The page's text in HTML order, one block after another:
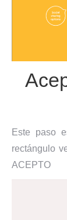
Este paso
rectángulo
ACEPTO